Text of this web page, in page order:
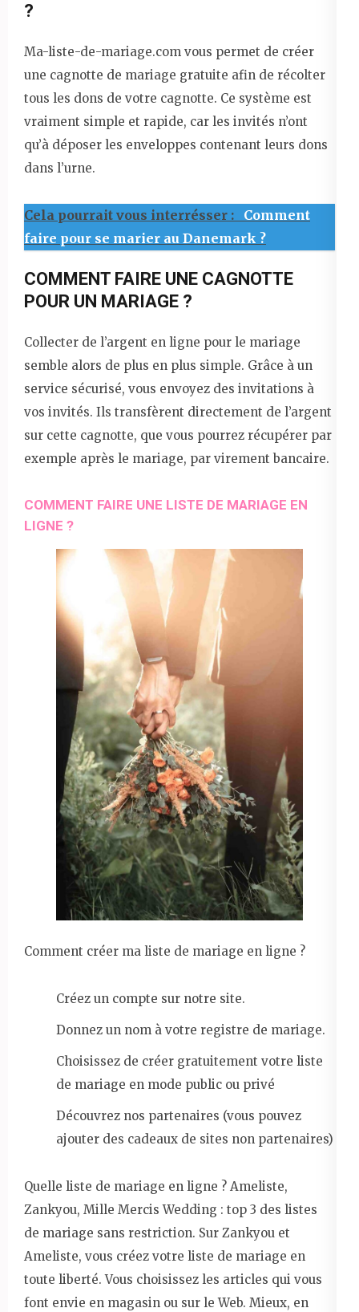
?
Ma-liste-de-mariage.com vous permet de créer
une cagnotte de mariage gratuite afin de récolter
tous les dons de votre cagnotte. Ce système est
vraiment simple et rapide, car les invités n’ont
qu’à déposer les enveloppes contenant leurs dons
dans l’urne.
Cela pourrait vous interrésser :
Comment
faire pour se marier au Danemark ?
COMMENT FAIRE UNE CAGNOTTE
POUR UN MARIAGE ?
Collecter de l’argent en ligne pour le mariage
semble alors de plus en plus simple. Grâce à un
service sécurisé, vous envoyez des invitations à
vos invités. Ils transfèrent directement de l’argent
sur cette cagnotte, que vous pourrez récupérer par
exemple après le mariage, par virement bancaire.
COMMENT FAIRE UNE LISTE DE MARIAGE EN
LIGNE ?
Comment créer ma liste de mariage en ligne ?
Créez un compte sur notre site.
Donnez un nom à votre registre de mariage.
Choisissez de créer gratuitement votre liste
de mariage en mode public ou privé
Découvrez nos partenaires (vous pouvez
ajouter des cadeaux de sites non partenaires)
Quelle liste de mariage en ligne ? Ameliste,
Zankyou, Mille Mercis Wedding : top 3 des listes
de mariage sans restriction. Sur Zankyou et
Ameliste, vous créez votre liste de mariage en
toute liberté. Vous choisissez les articles qui vous
font envie en magasin ou sur le Web. Mieux, en